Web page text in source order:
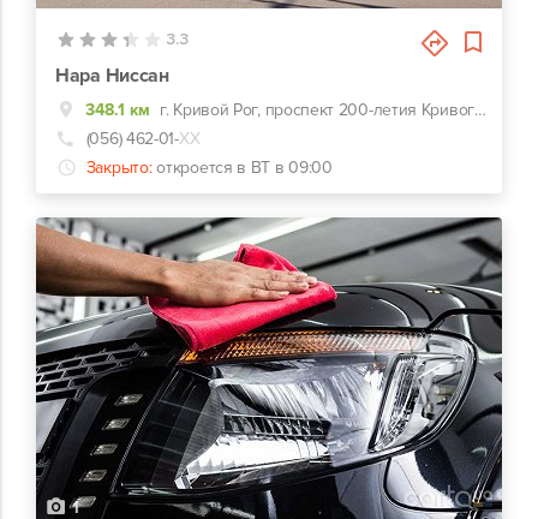
3.3
Нара Ниссан
348.1 км
г. Кривой Рог, проспект 200-летия Кривого Рога, 24д
(056) 462-01-ХХ
Закрыто: откроется в ВТ в 09:00
1